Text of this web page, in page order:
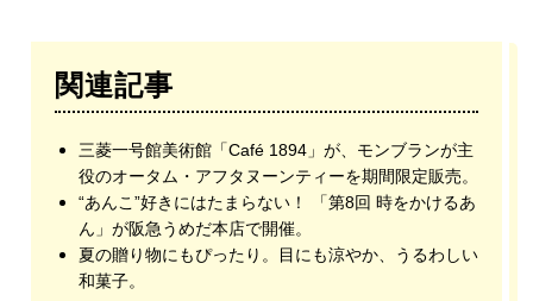
関連記事
三菱一号館美術館「Café 1894」が、モンブランが主
役のオータム・アフタヌーンティーを期間限定販売。
“あんこ”好きにはたまらない！ 「第8回 時をかけるあ
ん」が阪急うめだ本店で開催。
夏の贈り物にもぴったり。目にも涼やか、うるわしい
和菓子。